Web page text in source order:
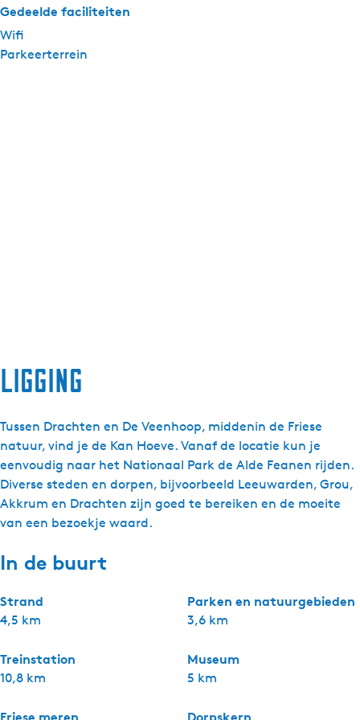
Gedeelde faciliteiten
Wifi
Parkeerterrein
Ligging
Tussen Drachten en De Veenhoop, middenin de Friese
natuur, vind je de Kan Hoeve. Vanaf de locatie kun je
eenvoudig naar het Nationaal Park de Alde Feanen rijden.
Diverse steden en dorpen, bijvoorbeeld Leeuwarden, Grou,
Akkrum en Drachten zijn goed te bereiken en de moeite
van een bezoekje waard.
In de buurt
Strand
4,5 km
Parken en natuurgebieden
3,6 km
Treinstation
10,8 km
Museum
5 km
Friese meren Dorpskern